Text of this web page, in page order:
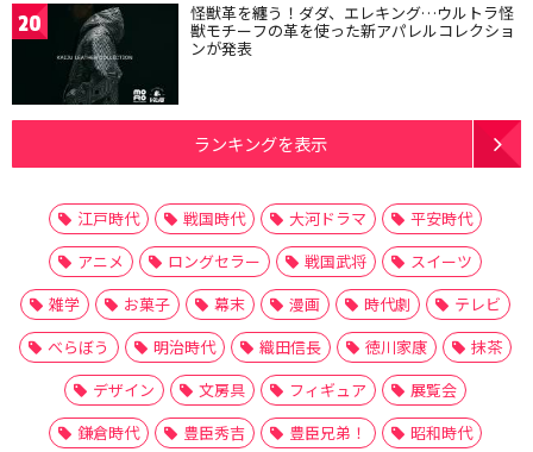
20 怪獣革を纏う！ダダ、エレキング…ウルトラ怪
獣モチーフの革を使った新アパレルコレクショ
ンが発表
ランキングを表示
江戸時代 戦国時代 大河ドラマ
平安時代
アニメ
ロングセラー 戦国武将
スイーツ
雑学
お菓子 幕末 漫画 時代劇
テレビ
べらぼう
明治時代 織田信長 徳川家康
抹茶
デザイン
文房具 フィギュア
展覧会
鎌倉時代
豊臣秀吉 豊臣兄弟！
昭和時代